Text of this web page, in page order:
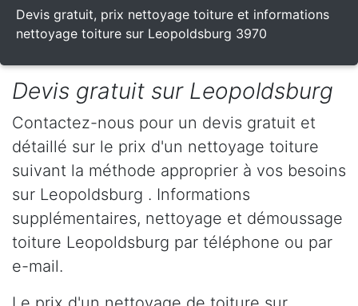
Devis gratuit, prix nettoyage toiture et informations
nettoyage toiture sur Leopoldsburg 3970
Devis gratuit sur Leopoldsburg
Contactez-nous pour un devis gratuit et
détaillé sur le prix d'un nettoyage toiture
suivant la méthode approprier à vos besoins
sur Leopoldsburg . Informations
supplémentaires, nettoyage et démoussage
toiture Leopoldsburg par téléphone ou par
e-mail.